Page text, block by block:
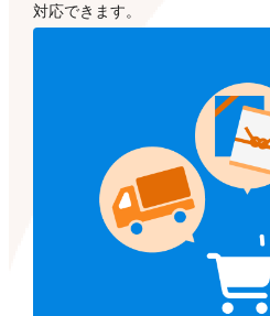
対応できます。